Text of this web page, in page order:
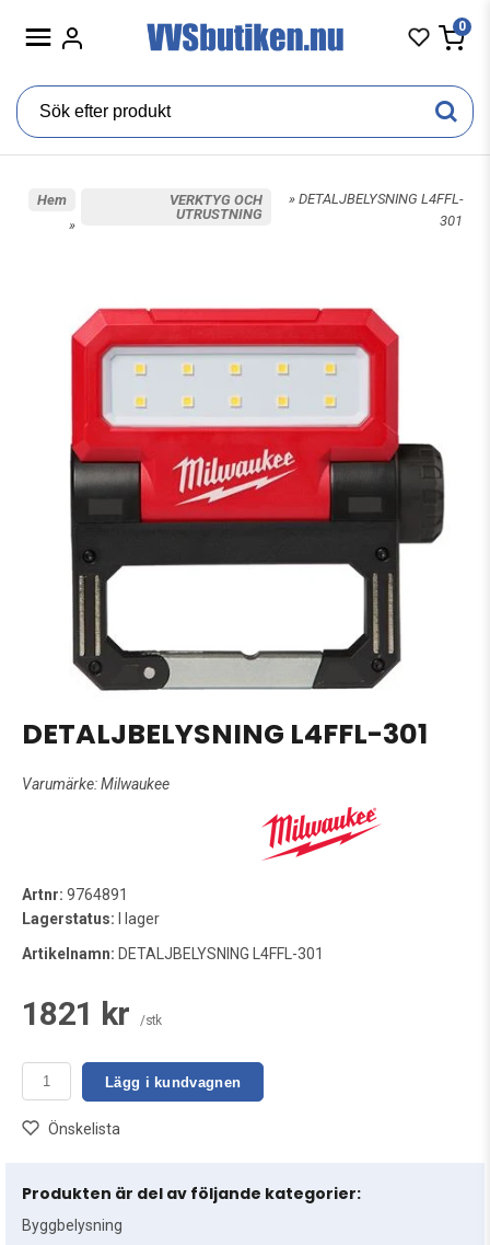
0
Hem
»
VERKTYG OCH
UTRUSTNING
» DETALJBELYSNING L4FFL-
301
DETALJBELYSNING L4FFL-301
Varumärke:Milwaukee
Artnr: 9764891
Lagerstatus: I lager
Artikelnamn: DETALJBELYSNING L4FFL-301
1821 kr /stk
Lägg i kundvagnen
Önskelista
Produkten är del av följande kategorier:
Byggbelysning